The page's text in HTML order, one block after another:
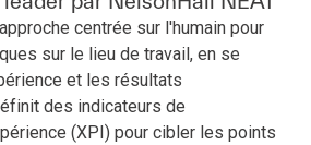
centrée sur l'humain pour
sur le lieu de travail, en se
et les résultats
des indicateurs de
(XPI) pour cibler les points